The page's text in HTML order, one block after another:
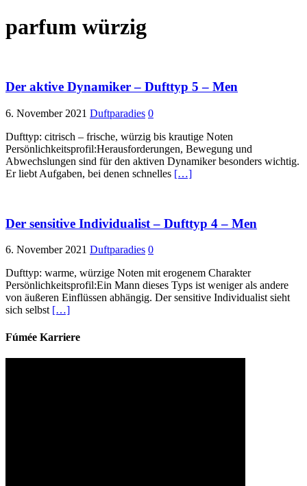
parfum würzig
Der aktive Dynamiker – Dufttyp 5 – Men
6. November 2021 Duftparadies 0
Dufttyp: citrisch – frische, würzig bis krautige Noten
Persönlichkeitsprofil:Herausforderungen, Bewegung und
Abwechslungen sind für den aktiven Dynamiker besonders wichtig.
Er liebt Aufgaben, bei denen schnelles […]
Der sensitive Individualist – Dufttyp 4 – Men
6. November 2021 Duftparadies 0
Dufttyp: warme, würzige Noten mit erogenem Charakter
Persönlichkeitsprofil:Ein Mann dieses Typs ist weniger als andere
von äußeren Einflüssen abhängig. Der sensitive Individualist sieht
sich selbst […]
Fúmée Karriere